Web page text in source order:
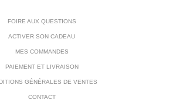
FOIRE AUX QUESTIONS
ACTIVER SON CADEAU
MES COMMANDES
PAIEMENT ET LIVRAISON
GÉNÉRALES DE VENTES
CONTACT